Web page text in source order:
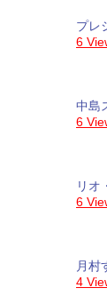
プレ
6
中島
6
リオ
6
月村
4